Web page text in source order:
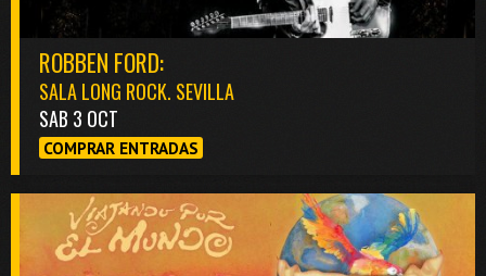
ROBBEN FORD:
SALA LONG ROCK. SEVILLA
SAB 3 OCT
COMPRAR ENTRADAS